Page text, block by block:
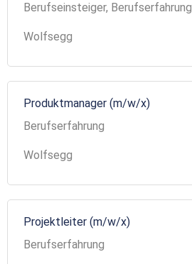
Berufseinsteiger, Berufserfahrung
Wolfsegg
Produktmanager (m/w/x)
Berufserfahrung
Wolfsegg
Projektleiter (m/w/x)
Berufserfahrung